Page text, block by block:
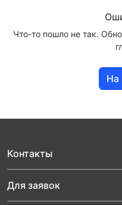
Что-то пошло не так.
На
Контакты
Для заявок